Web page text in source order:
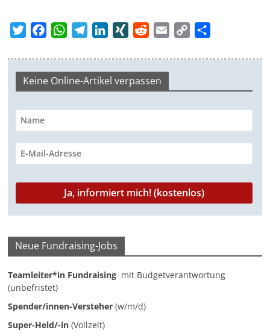
i
t
t
e
r
c
e
b
o
W
a
t
s
A
l
e
g
r
n
k
e
d
N
G
d
d
i
t
a
l
p
L
i
i
e
n
Keine Online-Artikel verpassen
Neue Fundraising-Jobs
Teamleiter*in Fundraising mit Budgetverantwortung
(unbefristet)
Spender/innen-Versteher (w/m/d)
Super-Held/-in (Vollzeit)